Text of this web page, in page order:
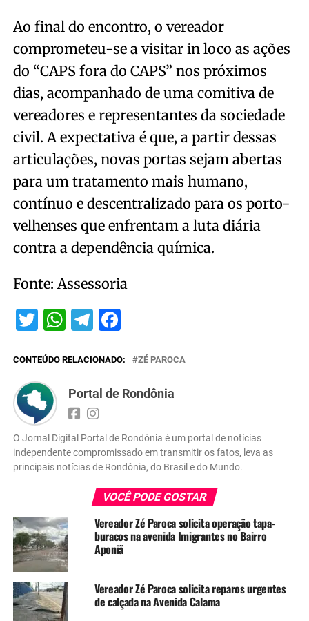
Ao final do encontro, o vereador
comprometeu-se a visitar in loco as ações
do “CAPS fora do CAPS” nos próximos
dias, acompanhado de uma comitiva de
vereadores e representantes da sociedade
civil. A expectativa é que, a partir dessas
articulações, novas portas sejam abertas
para um tratamento mais humano,
contínuo e descentralizado para os porto-
velhenses que enfrentam a luta diária
contra a dependência química.
Fonte: Assessoria
Twitter
WhatsApp
Telegram
Facebook
CONTEÚDO RELACIONADO: ZÉ PAROCA
Portal de Rondônia
O Jornal Digital Portal de Rondônia é um portal de notícias
independente compromissado em transmitir os fatos, leva as
principais notícias de Rondônia, do Brasil e do Mundo.
VOCÊ PODE GOSTAR
Vereador Zé Paroca solicita operação tapa-
buracos na avenida Imigrantes no Bairro
Aponiã
Vereador Zé Paroca solicita reparos urgentes
de calçada na Avenida Calama